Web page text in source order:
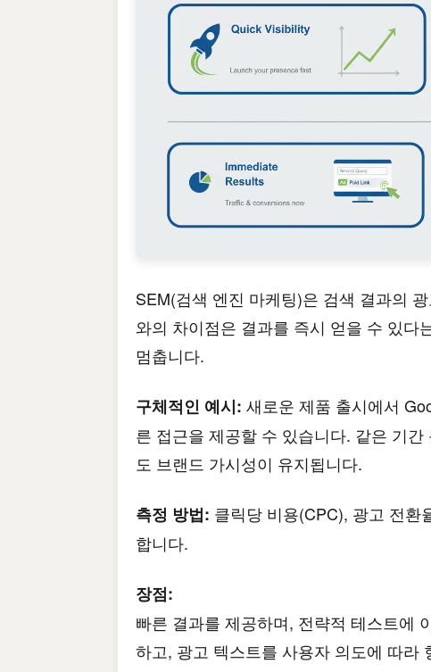
SEM(검색 엔진 마케팅)은 검색 결과의
와의 차이점은 결과를 즉시 얻을 수 있다
멈춥니다.
구체적인 예시: 새로운 제품 출시에서
른 접근을 제공할 수 있습니다. 같은 기
도 브랜드 가시성이 유지됩니다.
측정 방법: 클릭당 비용(CPC), 광고 전환
합니다.
장점:
빠른 결과를 제공하며, 전략적 테스트에
하고, 광고 텍스트를 사용자 의도에 따라